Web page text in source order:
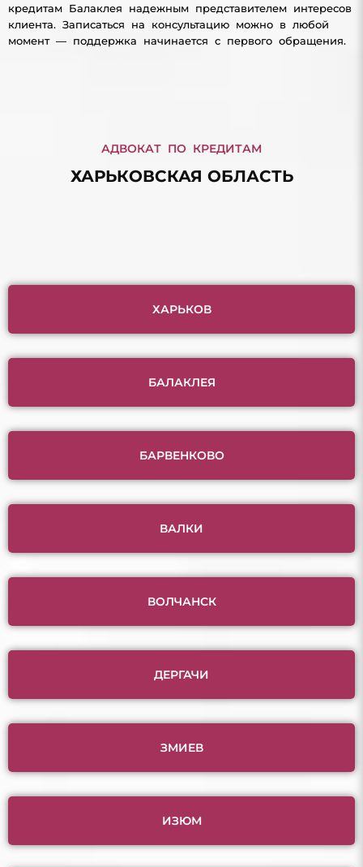
кредитам Балаклея надежным представителем интересов
клиента. Записаться на консультацию можно в любой
момент — поддержка начинается с первого обращения.
АДВОКАТ ПО КРЕДИТАМ
ХАРЬКОВСКАЯ ОБЛАСТЬ
ХАРЬКОВ
БАЛАКЛЕЯ
БАРВЕНКОВО
ВАЛКИ
ВОЛЧАНСК
ДЕРГАЧИ
ЗМИЕВ
ИЗЮМ